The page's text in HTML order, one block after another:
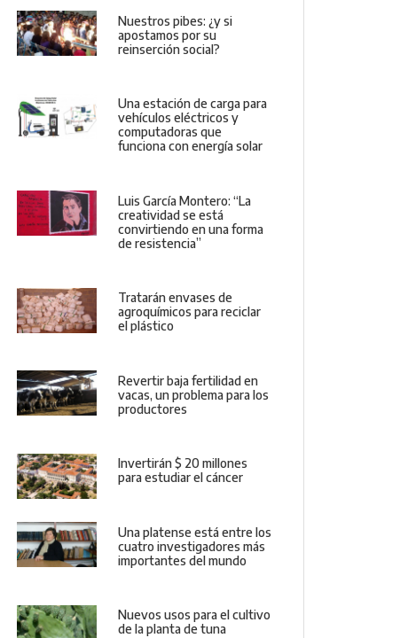
Nuestros pibes: ¿y si
apostamos por su
reinserción social?
Una estación de carga para
vehículos eléctricos y
computadoras que
funciona con energía solar
Luis García Montero: “La
creatividad se está
convirtiendo en una forma
de resistencia”
Tratarán envases de
agroquímicos para reciclar
el plástico
Revertir baja fertilidad en
vacas, un problema para los
productores
Invertirán $ 20 millones
para estudiar el cáncer
Una platense está entre los
cuatro investigadores más
importantes del mundo
Nuevos usos para el cultivo
de la planta de tuna